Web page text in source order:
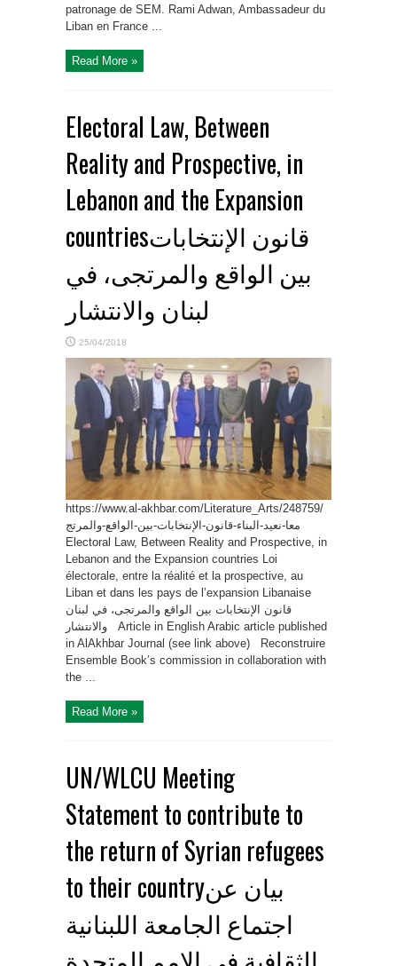
patronage de SEM. Rami Adwan, Ambassadeur du
Liban en France ...
Read More »
Electoral Law, Between
Reality and Prospective, in
Lebanon and the Expansion
countriesقانون الإنتخابات
بين الواقع والمرتجى، في
لبنان والانتشار
25/04/2018
https://www.al-akhbar.com/Literature_Arts/248759/
معا-نعيد-البناء-قانون-الإنتخابات-بين-الواقع-والمرتج
Electoral Law, Between Reality and Prospective, in
Lebanon and the Expansion countries Loi
électorale, entre la réalité et la prospective, au
Liban et dans les pays de l’expansion Libanaise
قانون الإنتخابات بين الواقع والمرتجى، في لبنان
والانتشار Article in English Arabic article published
in AlAkhbar Journal (see link above) Reconstruire
Ensemble Book’s commission in collaboration with
the ...
Read More »
UN/WLCU Meeting
Statement to contribute to
the return of Syrian refugees
to their countryبيان عن
اجتماع الجامعة اللبنانية